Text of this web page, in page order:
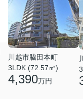
川越市脇田本町
3LDK (72.57㎡)
4,390万円